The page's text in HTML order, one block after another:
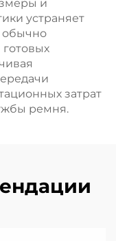
и
устраняет
обычно
затрат
ремня.